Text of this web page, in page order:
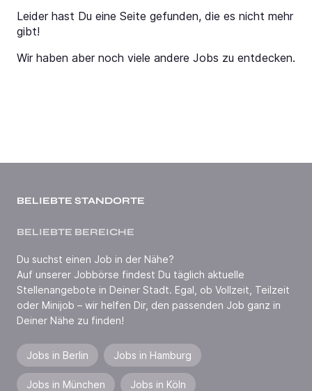
Leider hast Du eine Seite gefunden, die es nicht mehr
gibt!
Wir haben aber noch viele andere Jobs zu entdecken.
BELIEBTE STANDORTE
BELIEBTE BEREICHE
Du suchst einen Job in der Nähe?
Auf unserer Jobbörse findest Du täglich aktuelle
Stellenangebote in Deiner Stadt. Egal, ob Vollzeit, Teilzeit
oder Minijob – wir helfen Dir, den passenden Job ganz in
Deiner Nähe zu finden!
Jobs in Berlin Jobs in Hamburg
Jobs in München Jobs in Köln